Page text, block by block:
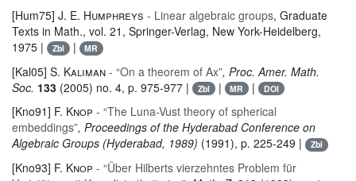
[Hum75] J. E. Humphreys - Linear algebraic groups, Graduate
Texts in Math., vol. 21 , Springer-Verlag, New York-Heidelberg,
1975 |
Zbl | MR
[Kal05] S. Kaliman - “On a theorem of Ax”, Proc. Amer. Math.
Soc. 133 (2005) no. 4, p. 975-977 | Zbl | MR | DOI
[Kno91] F. Knop - “The Luna-Vust theory of spherical
embeddings”, Proceedings of the Hyderabad Conference on
Algebraic Groups (Hyderabad, 1989) (1991), p. 225-249 | Zbl
[Kno93] F. Knop - “Über Hilberts vierzehntes Problem für